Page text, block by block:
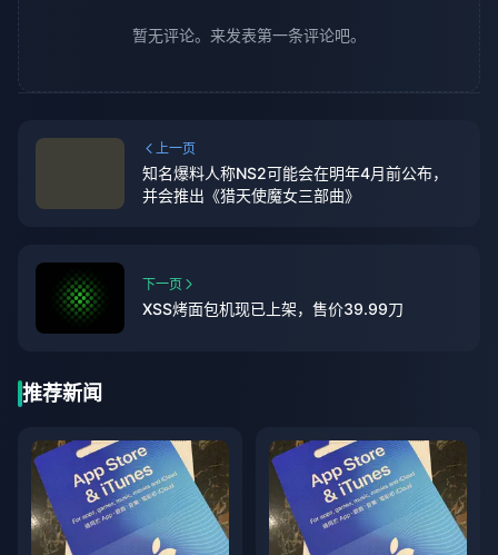
暂无评论。来发表第一条评论吧。
上一页
知名爆料人称NS2可能会在明年4月前公布，
并会推出《猎天使魔女三部曲》
下一页
XSS烤面包机现已上架，售价39.99刀
推荐新闻